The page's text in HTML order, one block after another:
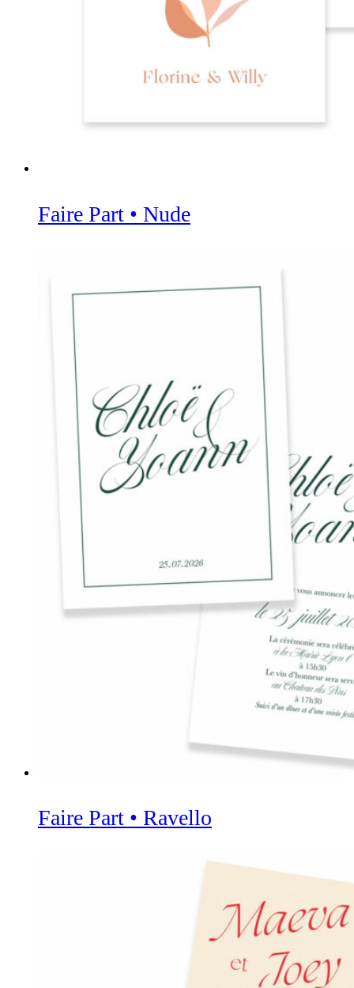
Faire Part • Nude
Faire Part • Ravello